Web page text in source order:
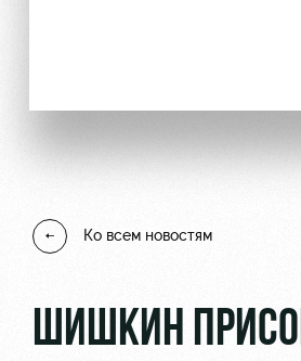
Ко всем новостям
ШИШКИН